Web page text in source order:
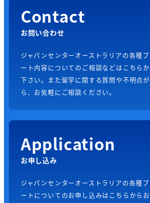
Contact
お問い合わせ
ジャパンセンターオーストラリアの各種
ート内容についてのご相談などはこちら
下さい。また留学に関する質問や不明点
ら、お気軽にご相談ください。
Application
お申し込み
ジャパンセンターオーストラリアの各種
ートについてのお申し込みはこちらから